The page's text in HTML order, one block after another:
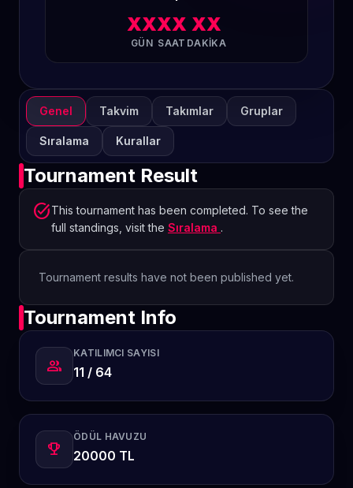
XX
GÜN
XX
SAAT
XX
DAKIKA
Genel Takvim Takımlar Gruplar
Sıralama Kurallar
Tournament Result
task_altThis tournament has been completed. To see the
full standings, visit the Sıralama .
Tournament results have not been published yet.
Tournament Info
group
KATILIMCI SAYISI
11 / 64
emoji_events
ÖDÜL HAVUZU
20000 TL